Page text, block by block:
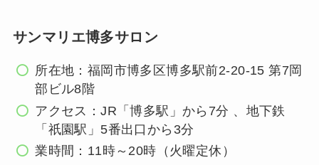
サンマリエ博多サロン
所在地：福岡市博多区博多駅前2-20-15 第7岡
部ビル8階
アクセス：JR「博多駅」から7分 、地下鉄
「祇園駅」5番出口から3分
業時間：11時～20時（火曜定休）